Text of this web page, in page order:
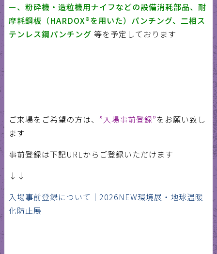
ー、粉砕機・造粒機用ナイフなどの設備消耗部品、耐
摩耗鋼板（HARDOX®を用いた）パンチング、二相ス
テンレス鋼パンチング 等を予定しております
ご来場をご希望の方は、 ”入場事前登録”をお願い致し
ます
事前登録は下記URLからご登録いただけます
↓↓
⼊場事前登録について｜2026NEW環境展・地球温暖
化防止展